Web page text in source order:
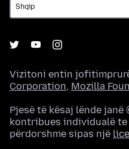
Vizitoni entin
Corporation, Mozilla
Pjesë të kësaj lënde
kontribues individualë te
përdorshme sipas një